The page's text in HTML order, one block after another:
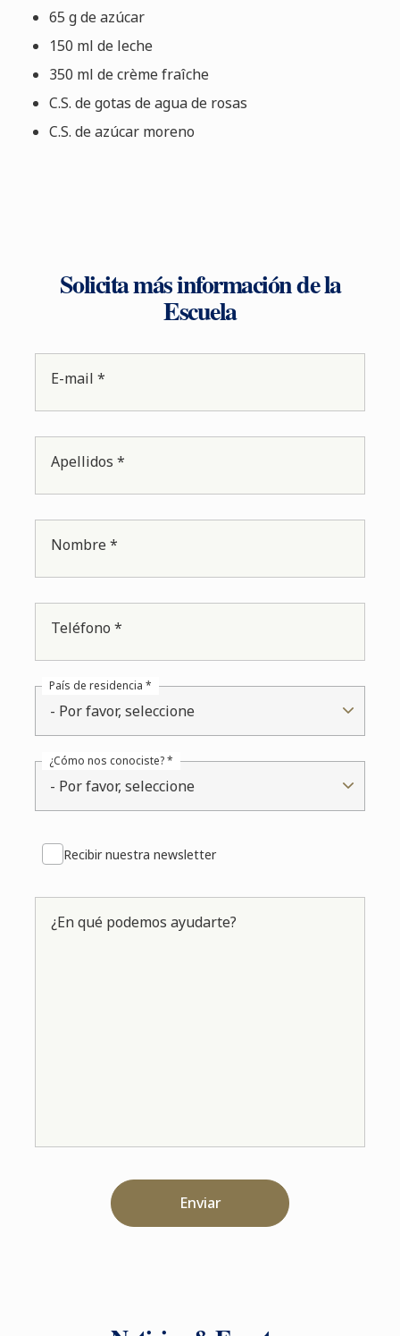
65 g de azúcar
150 ml de leche
350 ml de crème fraîche
C.S. de gotas de agua de rosas
C.S. de azúcar moreno
Solicita más información de la
Escuela
E-mail *
Apellidos *
Nombre *
Teléfono *
- Por favor, seleccione
País de residencia *
- Por favor, seleccione
¿Cómo nos conociste? *
Recibir nuestra newsletter
¿En qué podemos ayudarte?
Enviar